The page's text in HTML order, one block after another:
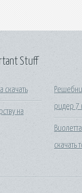
Stuff
скачать
на
ридер 7
скачать